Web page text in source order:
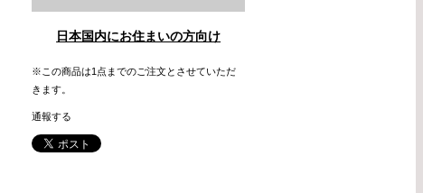
日本国内にお住まいの方向け
※この商品は1点までのご注文とさせていただ
きます。
通報する